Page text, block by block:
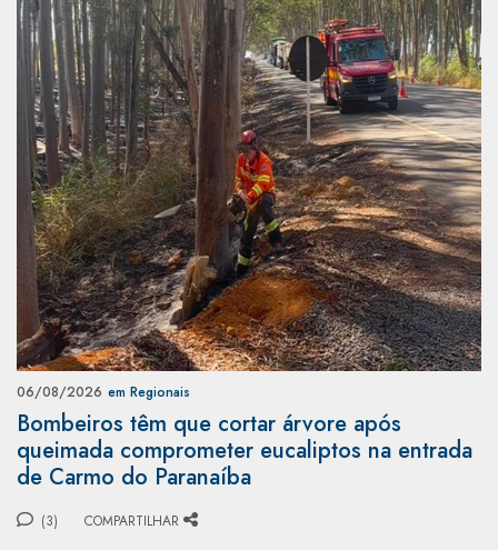
06/08/2026 em Regionais
Bombeiros têm que cortar árvore após
queimada comprometer eucaliptos na entrada
de Carmo do Paranaíba
(3) COMPARTILHAR